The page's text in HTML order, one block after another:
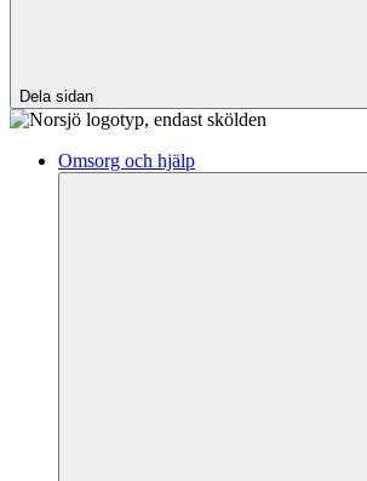
Dela sidan
Omsorg och hjälp